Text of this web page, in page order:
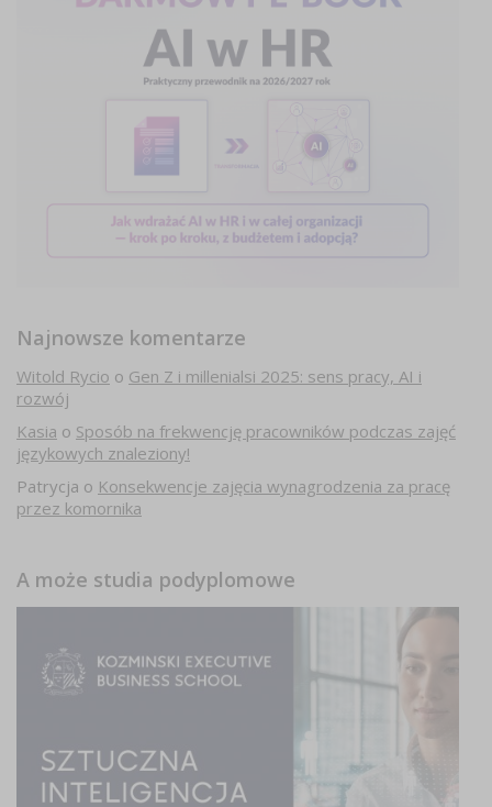
Najnowsze komentarze
Witold Rycio o Gen Z i millenialsi 2025: sens pracy, AI i
rozwój
Kasia o Sposób na frekwencję pracowników podczas zajęć
językowych znaleziony!
Patrycja o Konsekwencje zajęcia wynagrodzenia za pracę
przez komornika
A może studia podyplomowe